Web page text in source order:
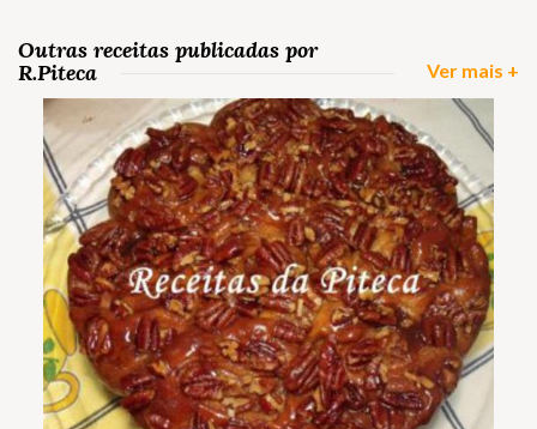
Outras receitas publicadas por
R.Piteca
Ver mais +